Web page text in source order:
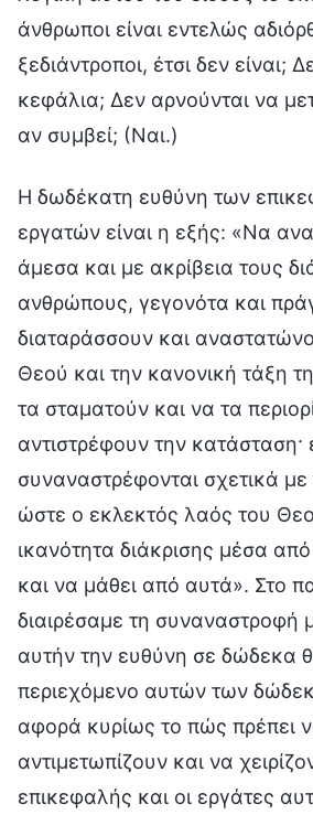
άνθρωποι είναι εντελώς
ξεδιάντροποι, έτσι δεν είναι;
κεφάλια; Δεν αρνούνται να
αν συμβεί; (Ναι.)
Η δωδέκατη ευθύνη των
εργατών είναι η εξής: «Να
άμεσα και με ακρίβεια τους
ανθρώπους, γεγονότα και
διαταράσσουν και
Θεού και την κανονική τάξη
τα σταματούν και να τα
αντιστρέφουν την κατάσταση·
συναναστρέφονται σχετικά με
ώστε ο εκλεκτός λαός του
ικανότητα διάκρισης μέσα
και να μάθει από αυτά». Στο
διαιρέσαμε τη συναναστροφή
αυτήν την ευθύνη σε δώδεκα
περιεχόμενο αυτών των
αφορά κυρίως το πώς πρέπει
αντιμετωπίζουν και να
επικεφαλής και οι εργάτες